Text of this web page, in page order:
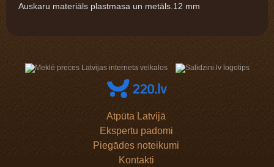
Auskaru materiāls plastmasa un metāls.12 mm
Atpūta Latvijā
Ekspertu padomi
Piegādes noteikumi
Kontakti